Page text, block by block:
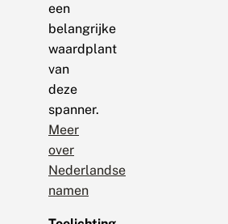
een
belangrijke
waardplant
van
deze
spanner.
Meer
over
Nederlandse
namen